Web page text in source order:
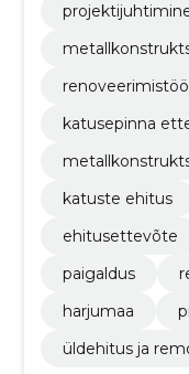
katusepinna
katuste ehitus
ehitusettevõte
paigaldus
harjumaa
üldehitus ja